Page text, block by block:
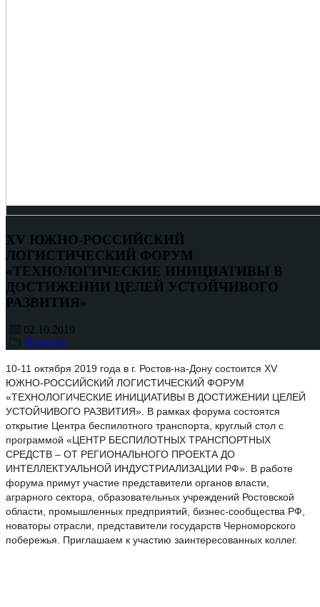
XV ЮЖНО-РОССИЙСКИЙ
ЛОГИСТИЧЕСКИЙ ФОРУМ
«ТЕХНОЛОГИЧЕСКИЕ ИНИЦИАТИВЫ В
ДОСТИЖЕНИИ ЦЕЛЕЙ УСТОЙЧИВОГО
РАЗВИТИЯ»
02.10.2019
Новости
10-11 октября 2019 года в г. Ростов-на-Дону состоится XV
ЮЖНО-РОССИЙСКИЙ ЛОГИСТИЧЕСКИЙ ФОРУМ
«ТЕХНОЛОГИЧЕСКИЕ ИНИЦИАТИВЫ В ДОСТИЖЕНИИ ЦЕЛЕЙ
УСТОЙЧИВОГО РАЗВИТИЯ». В рамках форума состоятся
открытие Центра беспилотного транспорта, круглый стол с
программой «ЦЕНТР БЕСПИЛОТНЫХ ТРАНСПОРТНЫХ
СРЕДСТВ – ОТ РЕГИОНАЛЬНОГО ПРОЕКТА ДО
ИНТЕЛЛЕКТУАЛЬНОЙ ИНДУСТРИАЛИЗАЦИИ РФ». В работе
форума примут участие представители органов власти,
аграрного сектора, образовательных учреждений Ростовской
области, промышленных предприятий, бизнес-сообщества РФ,
новаторы отрасли, представители государств Черноморского
побережья. Приглашаем к участию заинтересованных коллег.